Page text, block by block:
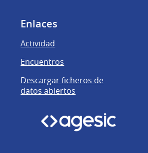
Enlaces
Actividad
Encuentros
Descargar ficheros de
datos abiertos